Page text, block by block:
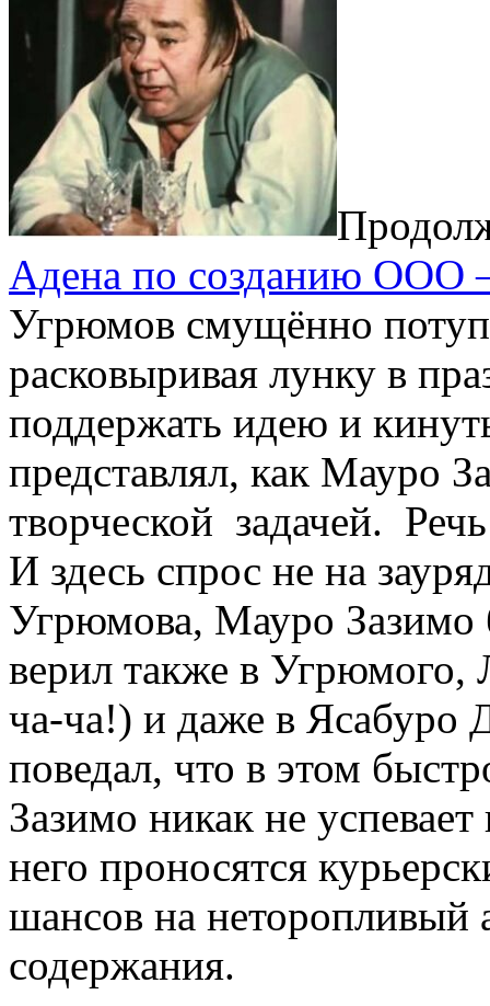
Адена по созданию ООО
Угрюмов смущённо
расковыривая лунку в
поддержать идею и
представлял, как Мауро
творческой задачей.
И здесь спрос не на
Угрюмова, Мауро
верил также в Угрюмого,
ча-ча!) и даже в Ясабуро
поведал, что в этом
Зазимо никак не
него проносятся
шансов на неторопливый
содержания.